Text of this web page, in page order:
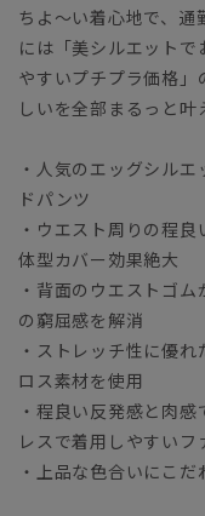
ちよ～い着心地で、通
には「美シルエット
やすいプチプラ価格
しいを全部まるっと叶
・人気のエッグシル
ドパンツ
・ウエスト周りの程
体型カバー効果絶大
・背面のウエストゴ
の窮屈感を解消
・ストレッチ性に優
ロス素材を使用
・程良い反発感と肉
レスで着用しやすいフ
・上品な色合いにこ